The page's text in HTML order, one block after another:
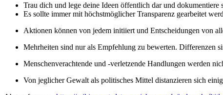
Trau dich und lege deine Ideen öffentlich dar und
Es sollte immer mit höchstmöglicher Transparenz gearbeitet
Aktionen können von jedem initiiert und Entscheidungen von
Mehrheiten sind nur als Empfehlung zu bewerten. Differenzen
Menschenverachtende und -verletzende Handlungen werden
Von jeglicher Gewalt als politisches Mittel distanzieren sich